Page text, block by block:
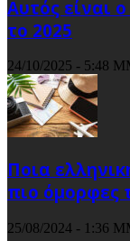
Αυτός είναι
το 2025
24/10/2025 - 5:48
Ποια
πιο όμορφες
25/08/2024 - 1:36